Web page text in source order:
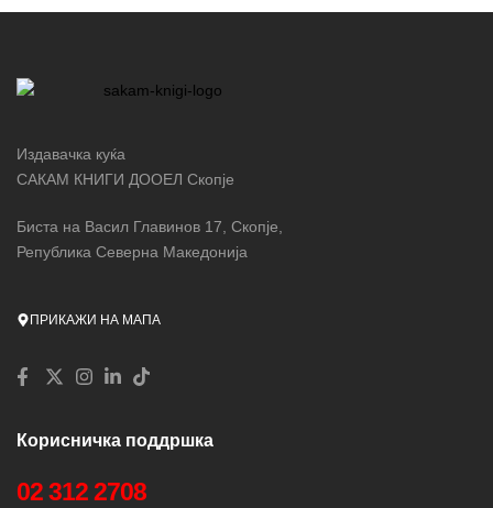
Издавачка куќа
САКАМ КНИГИ ДООЕЛ Скопје
Биста на Васил Главинов 17, Скопје,
Република Северна Македонија
ПРИКАЖИ НА МАПА
Корисничка поддршка
02 312 2708